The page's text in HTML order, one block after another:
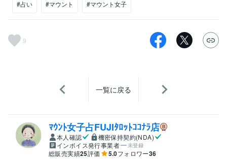
#占い #マウント #マウント女子
9
一覧に戻る
ﾏｳﾝﾄ女子占FUJIﾀﾛｯﾄｺｺﾅﾗ店
本人確認
機密保持契約(NDA)
インボイス発行事業者
未登録
総販売実績25評価 5.0フォロワー36